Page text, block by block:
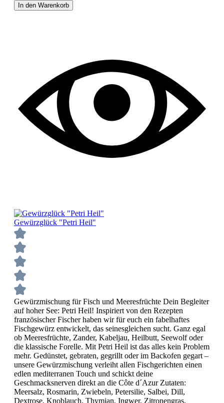
In den Warenkorb
Gewürzglück "Petri Heil"
Gewürzmischung für Fisch und Meeresfrüchte Dein Begleiter
auf hoher See: Petri Heil! Inspiriert von den Rezepten
französischer Fischer haben wir für euch ein fabelhaftes
Fischgewürz entwickelt, das seinesgleichen sucht. Ganz egal
ob Meeresfrüchte, Zander, Kabeljau, Heilbutt, Seewolf oder
die klassische Forelle. Mit Petri Heil ist das alles kein Problem
mehr. Gedünstet, gebraten, gegrillt oder im Backofen gegart –
unsere Gewürzmischung verleiht allen Fischgerichten einen
edlen mediterranen Touch und schickt deine
Geschmacksnerven direkt an die Côte d´Azur Zutaten:
Meersalz, Rosmarin, Zwiebeln, Petersilie, Salbei, Dill,
Dextrose, Knoblauch, Thymian, Ingwer, Zitronengras,